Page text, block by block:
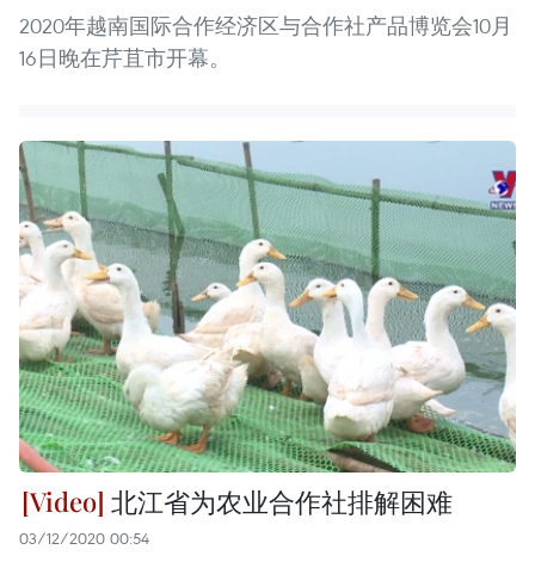
2020年越南国际合作经济区与合作社产品博览会10月
16日晚在芹苴市开幕。
北江省为农业合作社排解困难
03/12/2020 00:54